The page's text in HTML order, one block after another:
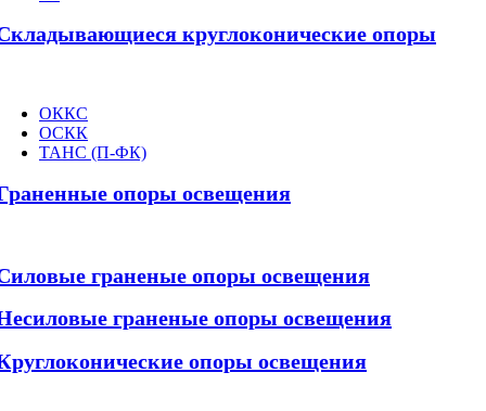
круглоконические опоры
ОККС
ОСКК
ТАНС (П-ФК)
опоры освещения
граненые опоры освещения
граненые опоры освещения
опоры освещения